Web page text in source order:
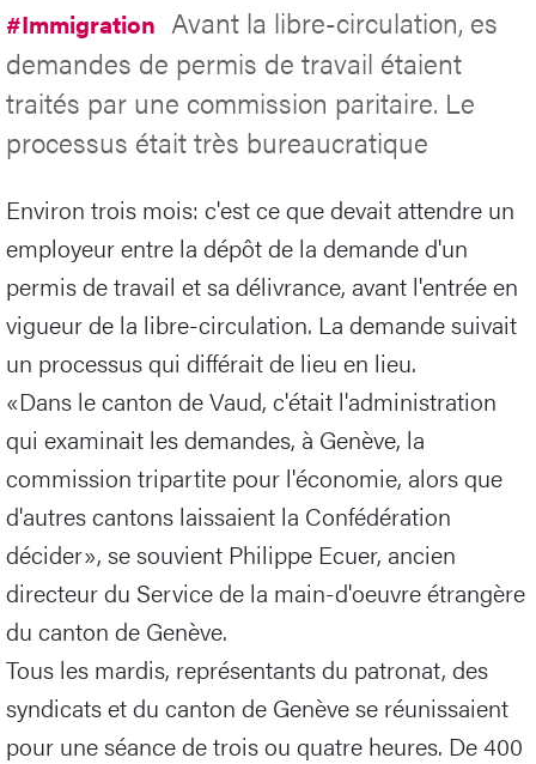
#Immigration Avant la libre-circulation, es
demandes de permis de travail étaient
traités par une commission paritaire. Le
processus était très bureaucratique
Environ trois mois: c'est ce que devait attendre un
employeur entre la dépôt de la demande d'un
permis de travail et sa délivrance, avant l'entrée en
vigueur de la libre-circulation. La demande suivait
un processus qui différait de lieu en lieu.
«Dans le canton de Vaud, c'était l'administration
qui examinait les demandes, à Genève, la
commission tripartite pour l'économie, alors que
d'autres cantons laissaient la Confédération
décider», se souvient Philippe Ecuer, ancien
directeur du Service de la main-d'oeuvre étrangère
du canton de Genève.
Tous les mardis, représentants du patronat, des
syndicats et du canton de Genève se réunissaient
pour une séance de trois ou quatre heures. De 400